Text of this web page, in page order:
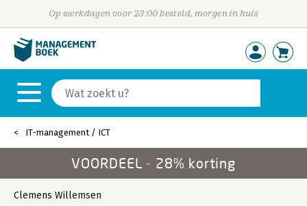
Op werkdagen voor 23:00 besteld, morgen in huis
IT-management / ICT
VOORDEEL - 28% korting
Clemens Willemsen